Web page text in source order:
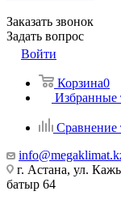
Заказать звонок
Задать вопрос
Войти
Корзина0
Избранные
Сравнение
г. Астана, ул.
батыр 64